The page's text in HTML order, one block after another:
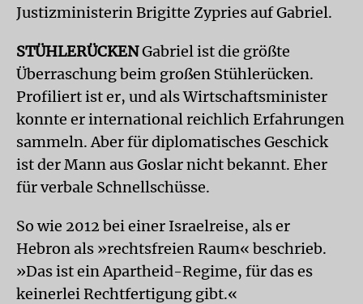
Justizministerin Brigitte Zypries auf Gabriel.
STÜHLERÜCKENGabriel ist die größte
Überraschung beim großen Stühlerücken.
Profiliert ist er, und als Wirtschaftsminister
konnte er international reichlich Erfahrungen
sammeln. Aber für diplomatisches Geschick
ist der Mann aus Goslar nicht bekannt. Eher
für verbale Schnellschüsse.
So wie 2012 bei einer Israelreise, als er
Hebron als »rechtsfreien Raum« beschrieb.
»Das ist ein Apartheid-Regime, für das es
keinerlei Rechtfertigung gibt.«